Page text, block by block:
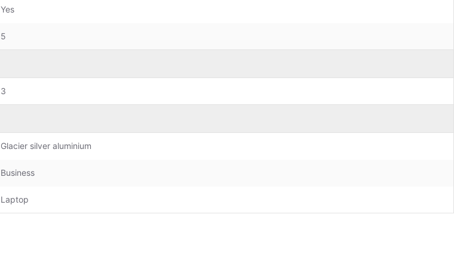
Yes
5
3
Glacier silver aluminium
Business
Laptop